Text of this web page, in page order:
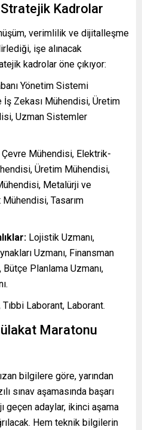
Stratejik Kadrolar
verimlilik ve dijitalleşme
işe alınacak
kadrolar öne çıkıyor:
Yönetim Sistemi
Zekası Mühendisi, Üretim
Uzman Sistemler
Çevre Mühendisi, Elektrik-
Üretim Mühendisi,
Metalürji ve
Tasarım
Lojistik Uzmanı,
Uzmanı, Finansman
Bütçe Planlama Uzmanı,
Tıbbi Laborant, Laborant.
Maratonu
bilgilere göre, yarından
sınav aşamasında başarı
geçen adaylar, ikinci aşama
Hem teknik bilgilerin